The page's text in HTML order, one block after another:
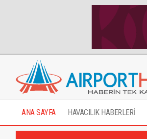
ANA SAYFA HAVACILIK HABERLERİ